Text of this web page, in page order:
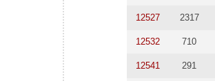
12527 2317
12532 710
12541 291